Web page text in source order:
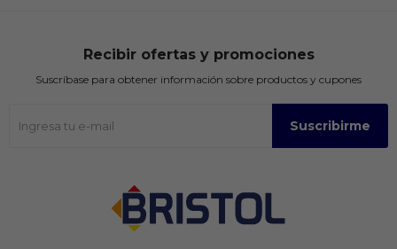
Recibir ofertas y promociones
Suscríbase para obtener información sobre productos y cupones
Suscribirme